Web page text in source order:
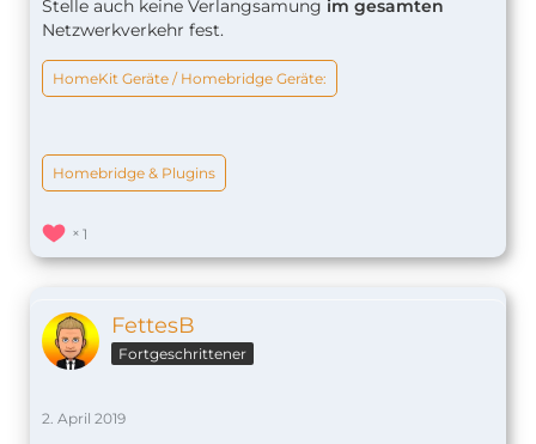
Stelle auch keine Verlangsamung im gesamten
Netzwerkverkehr fest.
HomeKit Geräte / Homebridge Geräte:
Homebridge & Plugins
1
FettesB
Fortgeschrittener
2. April 2019